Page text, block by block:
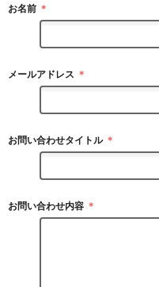
お名前 ＊
メールアドレス ＊
お問い合わせタイトル ＊
お問い合わせ内容 ＊